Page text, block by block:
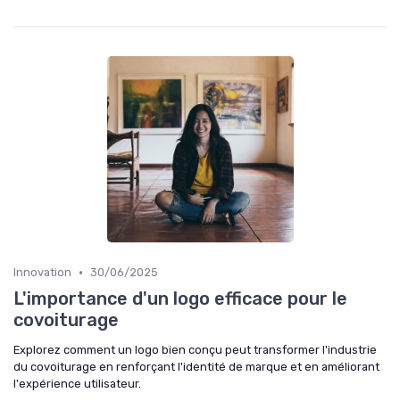
Innovation • 30/06/2025
L'importance d'un logo efficace pour le
covoiturage
Explorez comment un logo bien conçu peut transformer l'industrie
du covoiturage en renforçant l'identité de marque et en améliorant
l'expérience utilisateur.